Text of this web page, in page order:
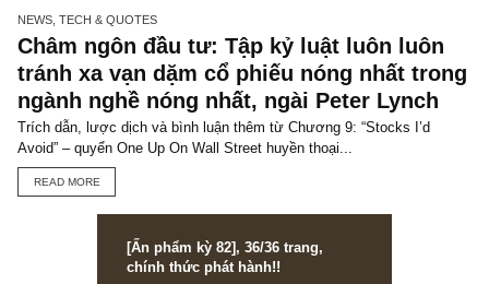
NEWS, TECH & QUOTES
Châm ngôn đầu tư: Người ta thường
toán quá nhiều và suy nghĩ quá ít – ngài
Trong giới chuyên gia ở phố Wall, người ta thường chú trọng quá